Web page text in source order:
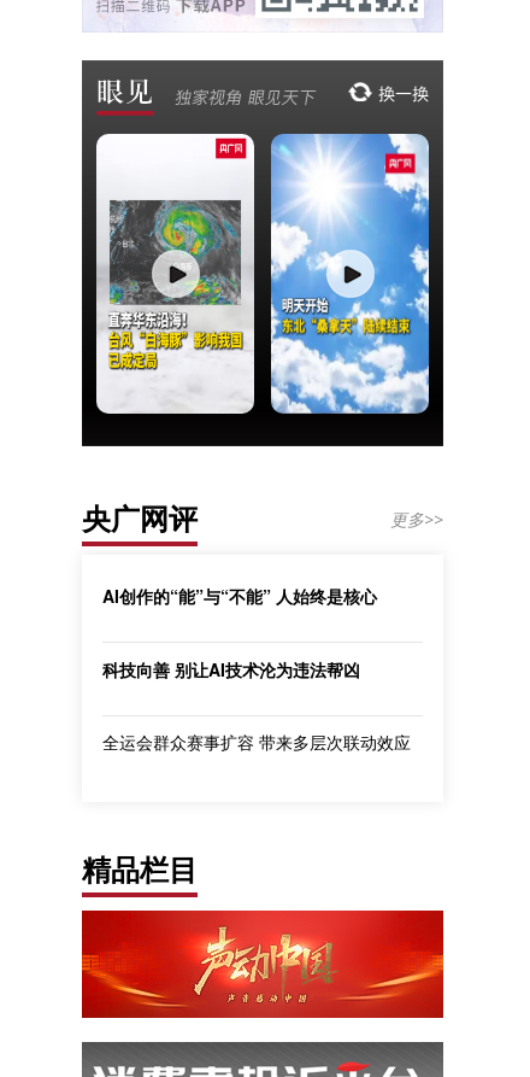
央广网评 更多>>
AI创作的“能”与“不能” 人始终是核心
科技向善 别让AI技术沦为违法帮凶
全运会群众赛事扩容 带来多层次联动效应
精品栏目